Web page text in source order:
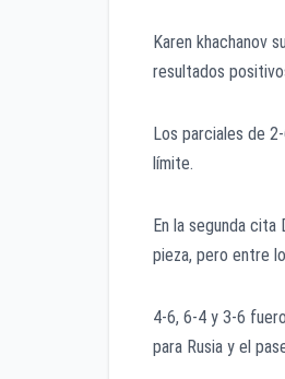
Karen khachanov
resultados
Los parciales de
límite.
En la segunda
pieza, pero entre
4-6, 6-4 y 3-6
para Rusia y el